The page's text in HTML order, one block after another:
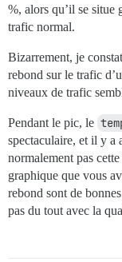
%, alors qu’il se situe
trafic normal.
Bizarrement, je
rebond sur le trafic
niveaux de trafic
Pendant le pic, le
spectaculaire, et il y a
normalement pas
graphique que vous
rebond sont de
pas du tout avec la